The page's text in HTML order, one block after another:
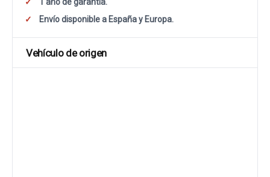
Envío disponible a España y Europa.
Vehículo de origen